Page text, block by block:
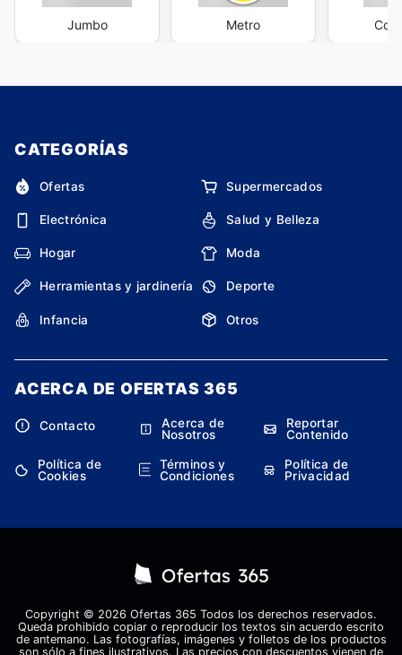
Jumbo Metro
CATEGORÍAS
Ofertas Supermercados
Electrónica Salud y Belleza
Hogar Moda
Herramientas y jardinería Deporte
Infancia Otros
ACERCA DE OFERTAS 365
Contacto
Acerca de
Nosotros
Reportar
Contenido
Política de
Cookies
Términos y
Condiciones
Política de
Privacidad
Copyright © 2026 Ofertas 365 Todos los derechos reservados.
Queda prohibido copiar o reproducir los textos sin acuerdo escrito
de antemano. Las fotografías, imágenes y folletos de los productos
son sólo a fines ilustrativos. Las precios con descuentos vienen de